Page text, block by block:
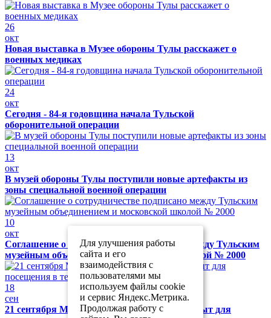
26
окт
Новая выставка в Музее обороны Тулы расскажет о
военных медиках
24
окт
Сегодня - 84-я годовщина начала Тульской
оборонительной операции
13
окт
В музей обороны Тулы поступили новые артефакты из
зоны специальной военной операции
10
окт
Соглашение о сотрудничестве подписано между Тульским
музейным объединением и московской школой № 2000
18
сен
21 сентября Музей обороны Тулы будет закрыт для
Для улучшения работы
сайта и его
взаимодействия с
пользователями мы
используем файлы cookie
и сервис Яндекс.Метрика.
Продолжая работу с